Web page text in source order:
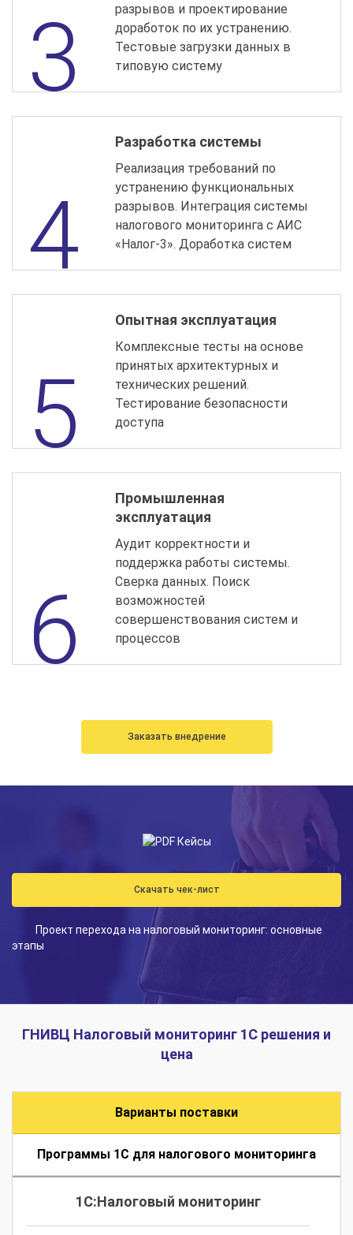
разрывов и проектирование
доработок по их устранению.
Тестовые загрузки данных в
типовую систему
Разработка системы
Реализация требований по
устранению функциональных
разрывов. Интеграция системы
налогового мониторинга с АИС
«Налог-3». Доработка систем
Опытная эксплуатация
Комплексные тесты на основе
принятых архитектурных и
технических решений.
Тестирование безопасности
доступа
Промышленная
эксплуатация
Аудит корректности и
поддержка работы системы.
Сверка данных. Поиск
возможностей
совершенствования систем и
процессов
Заказать внедрение
Скачать чек-лист
Проект перехода на налоговый мониторинг: основные
этапы
ГНИВЦ Налоговый мониторинг 1С решения и
цена
Варианты поставки
Программы 1С для налогового мониторинга
1C:Налоговый мониторинг